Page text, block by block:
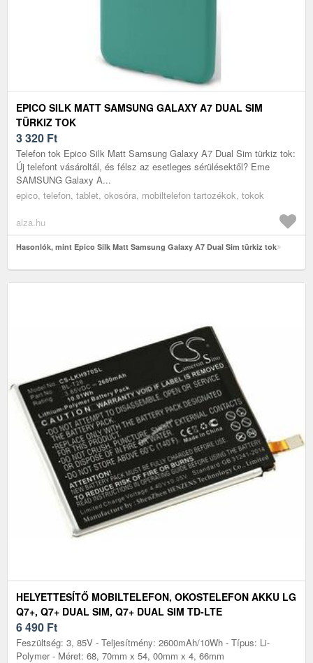
EPICO SILK MATT SAMSUNG GALAXY A7 DUAL SIM
TÜRKIZ TOK
3 320 Ft
Telefon tok Epico Silk Matt Samsung Galaxy A7 Dual Sim türkiz tok:
Új telefont vásároltál, és félsz az esetleges sérülésektől? Eme
SAMSUNG Galaxy A...
epico, telefon, tablet, okosóra, mobiltelefon tartozékok, tokok
alza.hu
Hasonlók, mint Epico Silk Matt Samsung Galaxy A7 Dual Sim türkiz tok
HELYETTESÍTŐ MOBILTELEFON, OKOSTELEFON AKKU LG
Q7+, Q7+ DUAL SIM, Q7+ DUAL SIM TD-LTE
6 490 Ft
Feszültség: 3, 85V - Teljesítmény: 2600mAh/10Wh - Típus: Li-
Polymer - Méret: 68, 70mm x 54, 00mm x 4, 66mm